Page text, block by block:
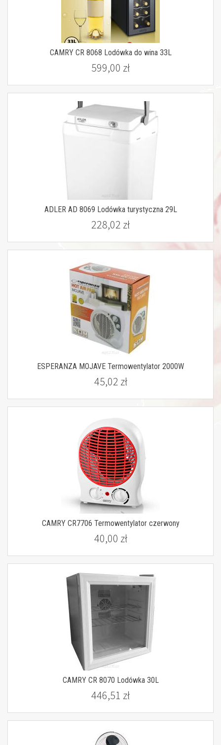
CAMRY CR 8068 Lodówka do wina 33L
599,00 zł
ADLER AD 8069 Lodówka turystyczna 29L
228,02 zł
ESPERANZA MOJAVE Termowentylator 2000W
45,02 zł
CAMRY CR7706 Termowentylator czerwony
40,00 zł
CAMRY CR 8070 Lodówka 30L
446,51 zł